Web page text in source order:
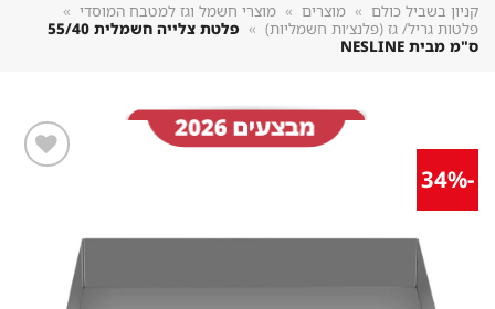
קניון בשביל כולם מוצרים מוצרי חשמל וגז למטבח המוסדי
פלטות גריל/ גז (פלנצ׳ות חשמליות)
פלטת צלייה חשמלית 55/40
ס"מ מבית NESLINE